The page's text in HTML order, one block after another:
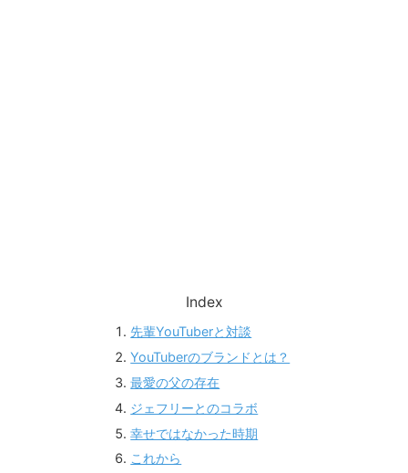
Index
先輩YouTuberと対談
YouTuberのブランドとは？
最愛の父の存在
ジェフリーとのコラボ
幸せではなかった時期
これから